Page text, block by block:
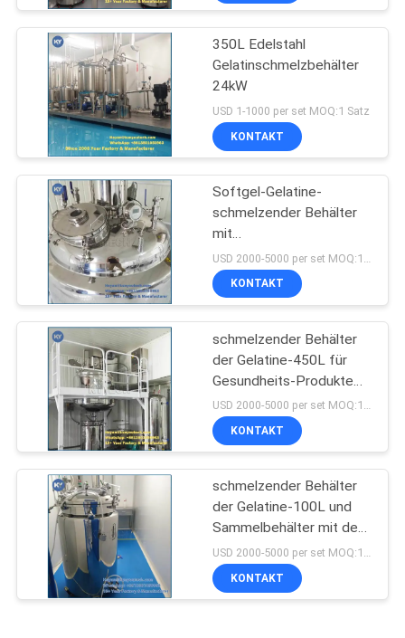
350L Edelstahl
Gelatinschmelzbehälter
24kW
USD 1-1000 per set MOQ:1 Satz
KONTAKT
Softgel-Gelatine-
schmelzender Behälter
mit
Temperaturüberwachungs-
Hydrauliktank mit
Schaltkasten
KONTAKT
schmelzender Behälter
der Gelatine-450L für
Gesundheits-Produkte
interessieren sich
Hersteller/Fisch-Öl-
Hersteller
USD 2000-5000 per set MOQ:1 Satz
KONTAKT
schmelzender Behälter
der Gelatine-100L und
Sammelbehälter mit dem
Rühren von Funktion und
von Vakuumpumpe
USD 2000-5000 per set MOQ:1 Satz
KONTAKT